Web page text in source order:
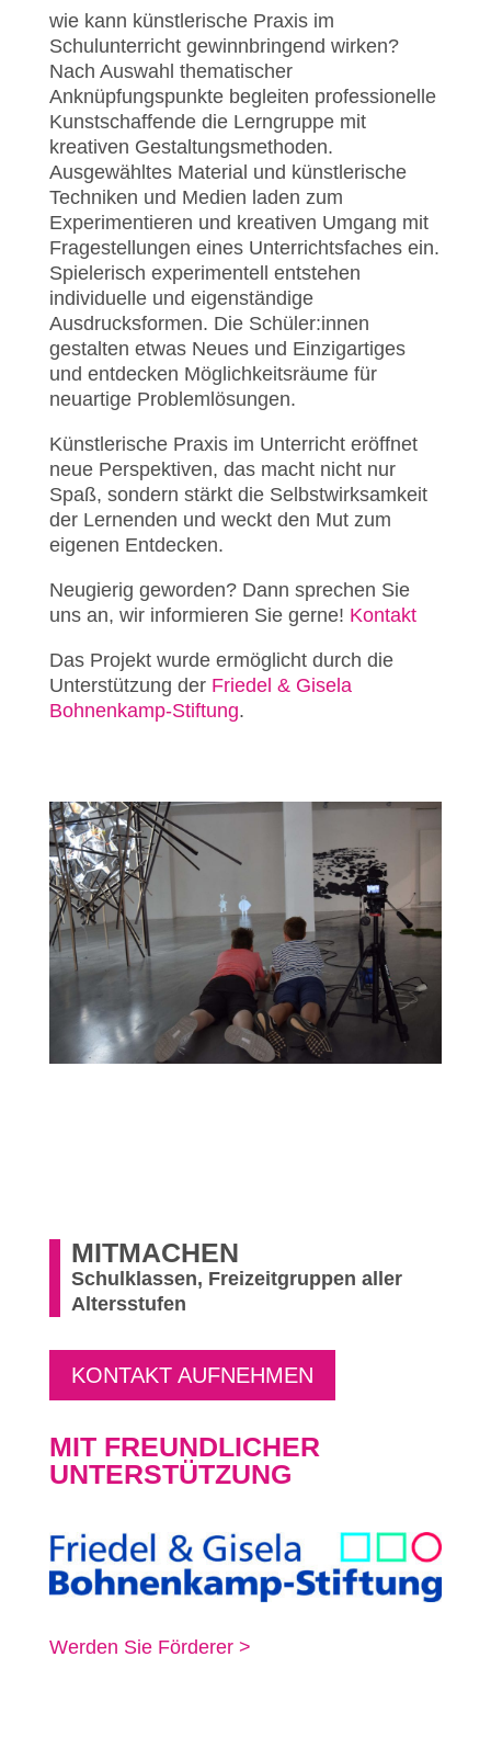
wie kann künstlerische Praxis im
Schulunterricht gewinnbringend wirken?
Nach Auswahl thematischer
Anknüpfungspunkte begleiten professionelle
Kunstschaffende die Lerngruppe mit
kreativen Gestaltungsmethoden.
Ausgewähltes Material und künstlerische
Techniken und Medien laden zum
Experimentieren und kreativen Umgang mit
Fragestellungen eines Unterrichtsfaches ein.
Spielerisch experimentell entstehen
individuelle und eigenständige
Ausdrucksformen. Die Schüler:innen
gestalten etwas Neues und Einzigartiges
und entdecken Möglichkeitsräume für
neuartige Problemlösungen.
Künstlerische Praxis im Unterricht eröffnet
neue Perspektiven, das macht nicht nur
Spaß, sondern stärkt die Selbstwirksamkeit
der Lernenden und weckt den Mut zum
eigenen Entdecken.
Neugierig geworden? Dann sprechen Sie
uns an, wir informieren Sie gerne! Kontakt
Das Projekt wurde ermöglicht durch die
Unterstützung der Friedel & Gisela
Bohnenkamp-Stiftung.
MITMACHEN
Schulklassen, Freizeitgruppen aller
Altersstufen
KONTAKT AUFNEHMEN
MIT FREUNDLICHER
UNTERSTÜTZUNG
Werden Sie Förderer >